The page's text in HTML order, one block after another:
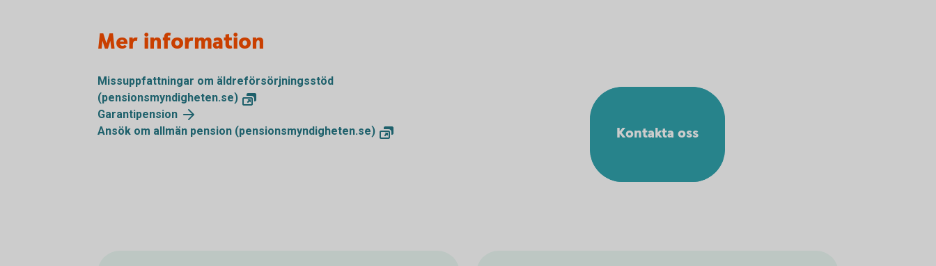
Mer information
Missuppfattningar om äldreförsörjningsstöd
(pensionsmyndigheten.se)
Garantipension
Ansök om allmän pension (pensionsmyndigheten.se)
Kontakta oss